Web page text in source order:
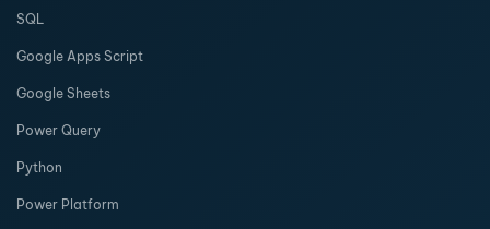
SQL
Google Apps Script
Google Sheets
Power Query
Python
Power Platform